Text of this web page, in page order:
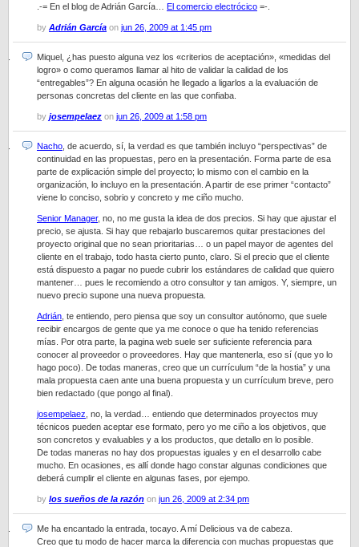
.-= En el blog de Adrián García… El comercio electrócico =-.
by Adrián García on jun 26, 2009 at 1:45 pm
Miquel, ¿has puesto alguna vez los «criterios de aceptación», «medidas del
logro» o como queramos llamar al hito de validar la calidad de los
“entregables”? En alguna ocasión he llegado a ligarlos a la evaluación de
personas concretas del cliente en las que confiaba.
by josempelaez on jun 26, 2009 at 1:58 pm
Nacho , de acuerdo, sí, la verdad es que también incluyo “perspectivas” de
continuidad en las propuestas, pero en la presentación. Forma parte de esa
parte de explicación simple del proyecto; lo mismo con el cambio en la
organización, lo incluyo en la presentación. A partir de ese primer “contacto”
viene lo conciso, sobrio y concreto y me ciño mucho.
Senior Manager, no, no me gusta la idea de dos precios. Si hay que ajustar el
precio, se ajusta. Si hay que rebajarlo buscaremos quitar prestaciones del
proyecto original que no sean prioritarias… o un papel mayor de agentes del
cliente en el trabajo, todo hasta cierto punto, claro. Si el precio que el cliente
está dispuesto a pagar no puede cubrir los estándares de calidad que quiero
mantener… pues le recomiendo a otro consultor y tan amigos. Y, siempre, un
nuevo precio supone una nueva propuesta.
Adrián , te entiendo, pero piensa que soy un consultor autónomo, que suele
recibir encargos de gente que ya me conoce o que ha tenido referencias
mías. Por otra parte, la pagina web suele ser suficiente referencia para
conocer al proveedor o proveedores. Hay que mantenerla, eso sí (que yo lo
hago poco). De todas maneras, creo que un currículum “de la hostia” y una
mala propuesta caen ante una buena propuesta y un currículum breve, pero
bien redactado (que pongo al final).
josempelaez , no, la verdad… entiendo que determinados proyectos muy
técnicos pueden aceptar ese formato, pero yo me ciño a los objetivos, que
son concretos y evaluables y a los productos, que detallo en lo posible.
De todas maneras no hay dos propuestas iguales y en el desarrollo cabe
mucho. En ocasiones, es allí donde hago constar algunas condiciones que
deberá cumplir el cliente en algunas fases, por ejempo.
by los sueños de la razón on jun 26, 2009 at 2:34 pm
Me ha encantado la entrada, tocayo. A mí Delicious va de cabeza.
Creo que tu modo de hacer marca la diferencia con muchas propuestas que